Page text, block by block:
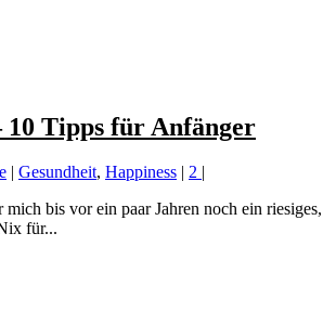
Tipps für Anfänger
| Gesundheit, Happiness | 2 |
bis vor ein paar Jahren noch ein riesiges,
für...